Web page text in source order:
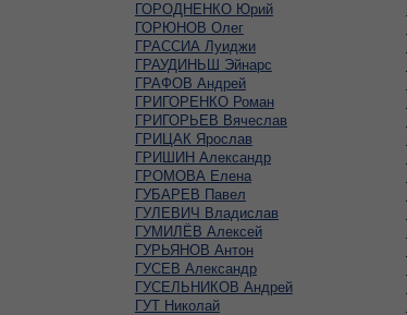
ГОРОДНЕНКО Юрий
ГОРЮНОВ Олег
ГРАССИА Луиджи
ГРАУДИНЬШ Эйнарс
ГРАФОВ Андрей
ГРИГОРЕНКО Роман
ГРИГОРЬЕВ Вячеслав
ГРИЦАК Ярослав
ГРИШИН Александр
ГРОМОВА Елена
ГУБАРЕВ Павел
ГУЛЕВИЧ Владислав
ГУМИЛЁВ Алексей
ГУРЬЯНОВ Антон
ГУСЕВ Александр
ГУСЕЛЬНИКОВ Андрей
ГУТ Николай